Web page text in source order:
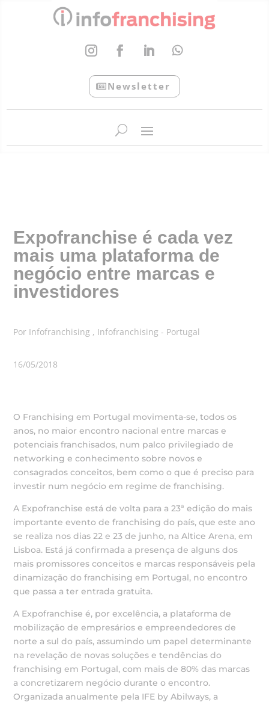
Newsletter
Expofranchise é cada vez
mais uma plataforma de
negócio entre marcas e
investidores
Por Infofranchising , Infofranchising - Portugal
16/05/2018
O Franchising em Portugal movimenta-se, todos os
anos, no maior encontro nacional entre marcas e
potenciais franchisados, num palco privilegiado de
networking e conhecimento sobre novos e
consagrados conceitos, bem como o que é preciso para
investir num negócio em regime de franchising.
A Expofranchise está de volta para a 23ª edição do mais
importante evento de franchising do país, que este ano
se realiza nos dias 22 e 23 de junho, na Altice Arena, em
Lisboa. Está já confirmada a presença de alguns dos
mais promissores conceitos e marcas responsáveis pela
dinamização do franchising em Portugal, no encontro
que passa a ter entrada gratuita.
A Expofranchise é, por excelência, a plataforma de
mobilização de empresários e empreendedores de
norte a sul do país, assumindo um papel determinante
na revelação de novas soluções e tendências do
franchising em Portugal, com mais de 80% das marcas
a concretizarem negócio durante o encontro.
Organizada anualmente pela IFE by Abilways, a